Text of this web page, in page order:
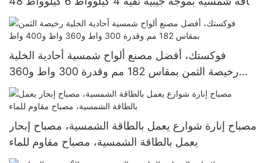
فولت 120/240 فولت - محول طاقة شمسية خارج
الشبكة
فوكستك، أفضل مصنع ألواح شمسية أحادية الخلية
رخيصة الثمن بمقاس 182 مم وقدرة 300 واط و360
واط و400 واط
مصباح إنارة شوارع يعمل بالطاقة الشمسية، مصباح إبحار
يعمل بالطاقة الشمسية، مصباح مقاوم للماء